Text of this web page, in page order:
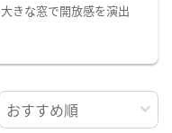
大きな窓で開放感を演出